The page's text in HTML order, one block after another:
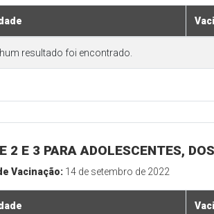
resultado foi encontrado.
2 E 3 PARA ADOLESCENTES,
Vacinação: 14 de setembro de 2022